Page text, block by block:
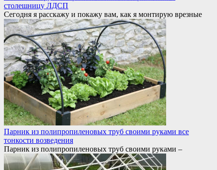
столешницу ЛДСП
Сегодня я расскажу и покажу вам, как я монтирую врезные
Парник из полипропиленовых труб своими руками все
тонкости возведения
Парник из полипропиленовых труб своими руками –